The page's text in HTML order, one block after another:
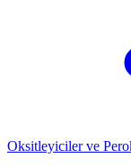
Oksitleyiciler ve